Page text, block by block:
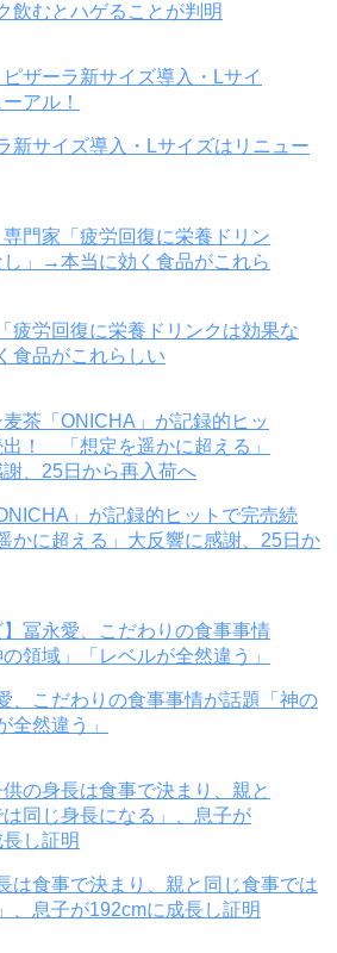
飲むとハゲることが判明
新サイズ導入・Lサイズはリニュー
疲労回復に栄養ドリンクは効果な
食品がこれらしい
」が記録的ヒットで完売続
に超える」大反響に感謝、25日か
、こだわりの食事事情が話題「神の
全然違う」
は食事で決まり、親と同じ食事では
、息子が192cmに成長し証明